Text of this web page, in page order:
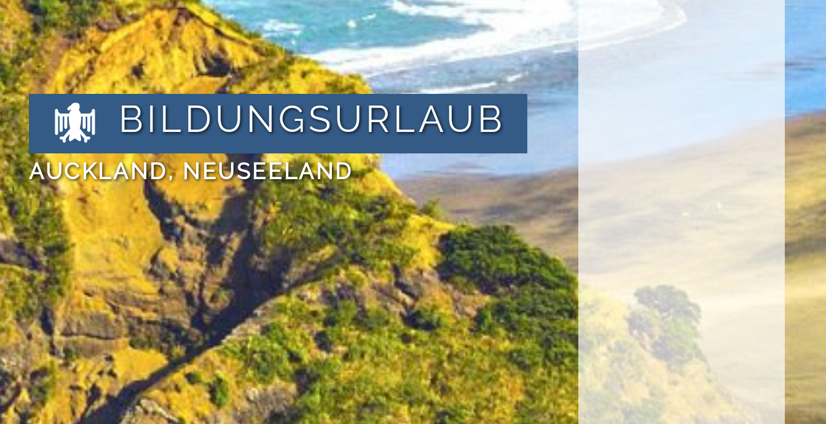
BILDUNGSURLAUB
AUCKLAND, NEUSEELAND